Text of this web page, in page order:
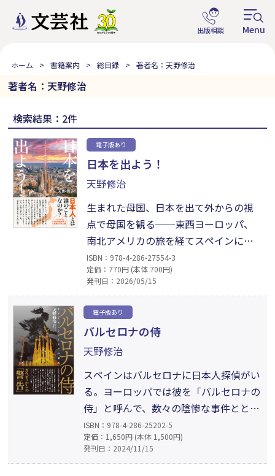
ホーム 書籍案内 総目録 著者名：天野修治
著者名：天野修治
検索結果：2件
電子版あり
日本を出よう！
天野修治
生まれた母国、日本を出て外からの視
点で母国を観る──東西ヨーロッパ、
南北アメリカの旅を経てスペインに居
を構えた著者が、自身の体験を通じて
今日の日本人に問う。小説『バルセロ
ナの侍」の著者が、満を持して日本人
の存在証明を根源的に考え、グローバ
ル化する社会でこれからの私たちがど
う生きるべきかについてヒントをくれ
る、示唆に富んだ一冊。
ISBN：978-4-286-27554-3
定価：770円 (本体 700円)
発刊日：2026/05/15
電子版あり
バルセロナの侍
天野修治
スペインはバルセロナに日本人探偵がい
る。ヨーロッパでは彼を「バルセロナの
侍」と呼んで、数々の陰惨な事件ととも
に記憶に留めている人も多い。彼は嫌が
るだろうが、彼の一番近くで事件を目の
当たりにしてきた私は、このへんで、そ
ISBN：978-4-286-25202-5
定価：1,650円 (本体 1,500円)
発刊日：2024/11/15